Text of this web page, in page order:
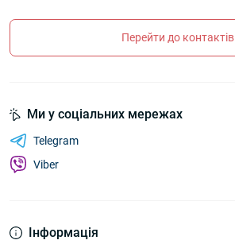
Перейти до контактів
Інформація
Ми у соціальних мережах
Telegram
Viber